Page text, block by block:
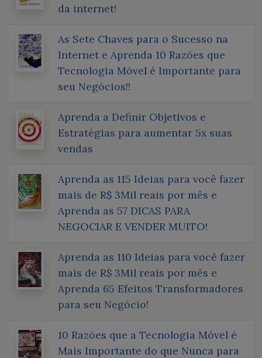
da internet!
As Sete Chaves para o Sucesso na
Internet e Aprenda 10 Razões que
Tecnologia Móvel é Importante para
seu Negócios!!
Aprenda a Definir Objetivos e
Estratégias para aumentar 5x suas
vendas
Aprenda as 115 Ideias para você fazer
mais de R$ 3Mil reais por mês e
Aprenda as 57 DICAS PARA
NEGOCIAR E VENDER MUITO!
Aprenda as 110 Ideias para você fazer
mais de R$ 3Mil reais por mês e
Aprenda 65 Efeitos Transformadores
para seu Negócio!
10 Razões que a Tecnologia Móvel é
Mais Importante do que Nunca para